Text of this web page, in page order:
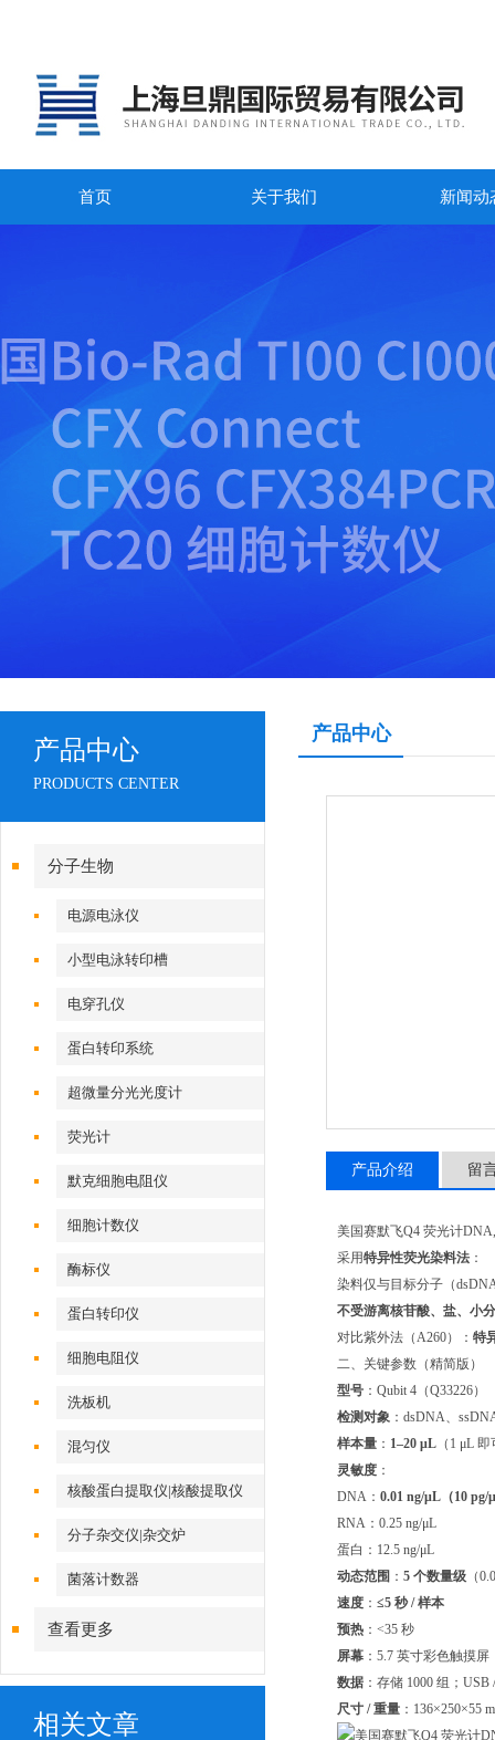
首页 关于我们 新闻动
产品中心
PRODUCTS CENTER
分子生物
电源电泳仪
小型电泳转印槽
电穿孔仪
蛋白转印系统
超微量分光光度计
荧光计
默克细胞电阻仪
细胞计数仪
酶标仪
蛋白转印仪
细胞电阻仪
洗板机
混匀仪
核酸蛋白提取仪|核酸提取仪
分子杂交仪|杂交炉
菌落计数器
查看更多
相关文章
产品中心
产品介绍 留
美国赛默飞Q4 荧光计
采用特异性荧光染料法 ：
染料仅与目标分子（
不受游离核苷酸、盐、小
对比紫外法（A260）： 特
二、关键参数（精简版）
型号 ：Qubit 4（Q33226）
检测对象 ：dsDNA、
样本量 ： 1–20 μL （1 μL
灵敏度 ：
DNA： 0.01 ng/μL（10 pg/
RNA：0.25 ng/μL
蛋白：12.5 ng/μL
动态范围 ： 5 个数量级 （
速度 ： ≤5 秒 / 样本
预热 ：<35 秒
屏幕 ：5.7 英寸彩色触摸屏
数据 ：存储 1000 组；
尺寸 / 重量 ：136×250×55